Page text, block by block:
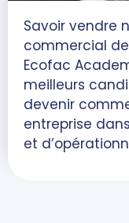
Savoir vendre
commercial
Ecofac
meilleurs
devenir
entreprise
et